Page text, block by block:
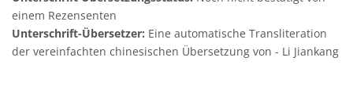
einem Rezensenten
Unterschrift-Übersetzer: Eine automatische Transliteration
der vereinfachten chinesischen Übersetzung von - Li Jiankang